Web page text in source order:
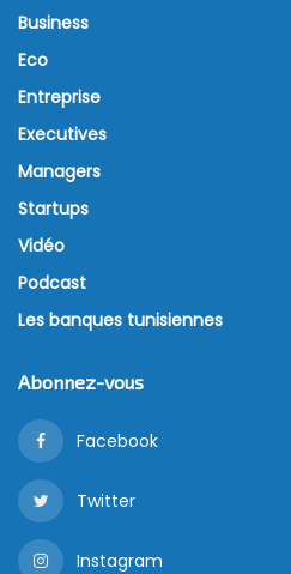
Business
Eco
Entreprise
Executives
Managers
Startups
Vidéo
Podcast
Les banques tunisiennes
Abonnez-vous
Facebook
Twitter
Instagram